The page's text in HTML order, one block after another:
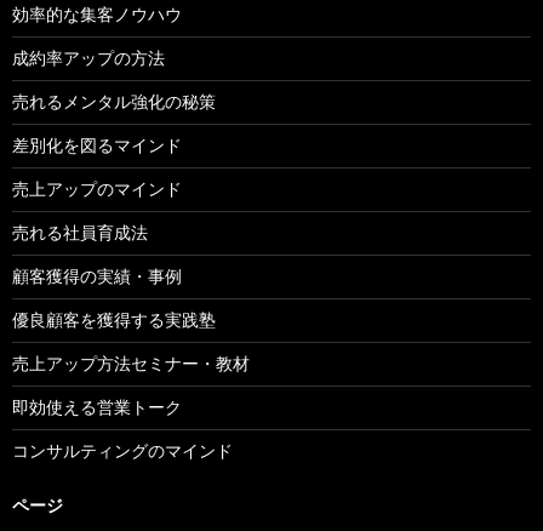
効率的な集客ノウハウ
成約率アップの方法
売れるメンタル強化の秘策
差別化を図るマインド
売上アップのマインド
売れる社員育成法
顧客獲得の実績・事例
優良顧客を獲得する実践塾
売上アップ方法セミナー・教材
即効使える営業トーク
コンサルティングのマインド
ページ